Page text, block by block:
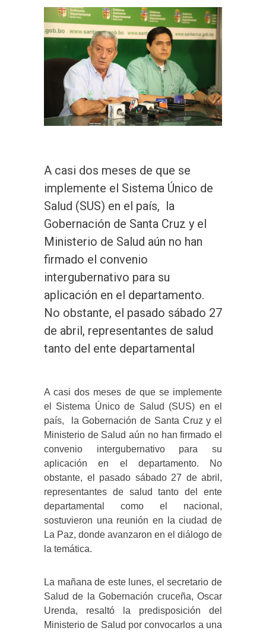
A casi dos meses de que se
implemente el Sistema Único de
Salud (SUS) en el país, la
Gobernación de Santa Cruz y el
Ministerio de Salud aún no han
firmado el convenio
intergubernativo para su
aplicación en el departamento.
No obstante, el pasado sábado 27
de abril, representantes de salud
tanto del ente departamental
A casi dos meses de que se implemente
el Sistema Único de Salud (SUS) en el
país, la Gobernación de Santa Cruz y el
Ministerio de Salud aún no han firmado el
convenio intergubernativo para su
aplicación en el departamento. No
obstante, el pasado sábado 27 de abril,
representantes de salud tanto del ente
departamental como el nacional,
sostuvieron una reunión en la ciudad de
La Paz, donde avanzaron en el diálogo de
la temática.
La mañana de este lunes, el secretario de
Salud de la Gobernación cruceña, Oscar
Urenda, resaltó la predisposición del
Ministerio de Salud por convocarlos a una